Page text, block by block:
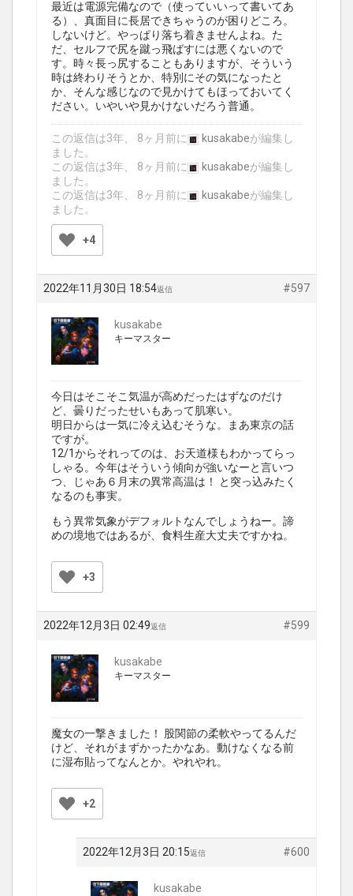
最近は電源完備なので（使っていいって書いてあ
る）、真面目に長居できちゃうのが困りどころ。
しないけど。やっぱり落ち着きませんよね。た
だ、セルフで尻を蹴っ飛ばすには悪くないので
す。時々長っ尻することもありますが、そういう
時は終わりそうとか、特別にその気になったと
か、そんな感じなので見かけてもほっておいてく
ださい。いやいや見かけないだろう普通。
この返信は3年、 8ヶ月前に kusakabeが編集し
ました。
この返信は3年、 8ヶ月前に
kusakabeが編集し
ました。
この返信は3年、 8ヶ月前に
kusakabeが編集し
ました。
+4
2022年11月30日 18:54 #597
返信
kusakabe
キーマスター
今日はそこそこ気温が高めだったはずなのだけ
ど、曇りだったせいもあって肌寒い。
明日からは一気に冷え込むそうな。まあ東京の話
ですが。
12/1からそれってのは、お天道様もわかってらっ
しゃる。今年はそういう傾向が強いなーと言いつ
つ、じゃあ６月末の異常高温は！ と突っ込みたく
なるのも事実。
もう異常気象がデフォルトなんでしょうねー。諦
めの境地ではあるが、食料生産大丈夫ですかね。
+3
2022年12月3日 02:49 #599
返信
kusakabe
キーマスター
魔女の一撃きました！ 股関節の柔軟やってるんだ
けど、それがまずかったかなあ。動けなくなる前
に湿布貼ってなんとか。やれやれ。
+2
2022年12月3日 20:15 #600
返信
kusakabe